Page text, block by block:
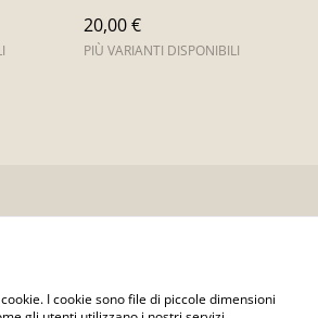
20,00 €
PIÙ VARIANTI DISPONIBILI
Informativa sui
cookies
I cookie sono file di piccole dimensioni